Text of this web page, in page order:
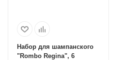
Набор для шампанского
"Rombo Regina", 6